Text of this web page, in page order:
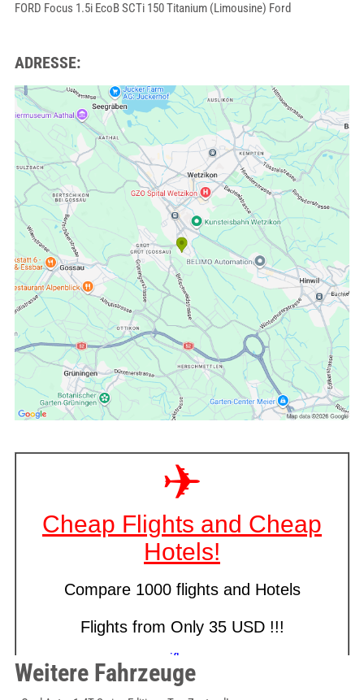
FORD Focus 1.5i EcoB SCTi 150 Titanium (Limousine) Ford
ADRESSE:
Weitere Fahrzeuge